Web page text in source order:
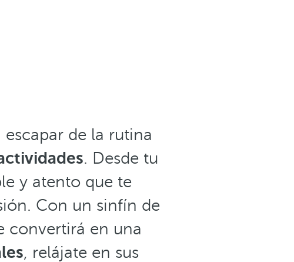
de la rutina
. Desde tu
y atento que te
Con un sinfín de
convertirá en una
, relájate en sus